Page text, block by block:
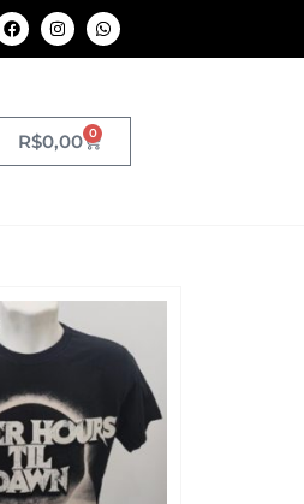
R$0,00 0